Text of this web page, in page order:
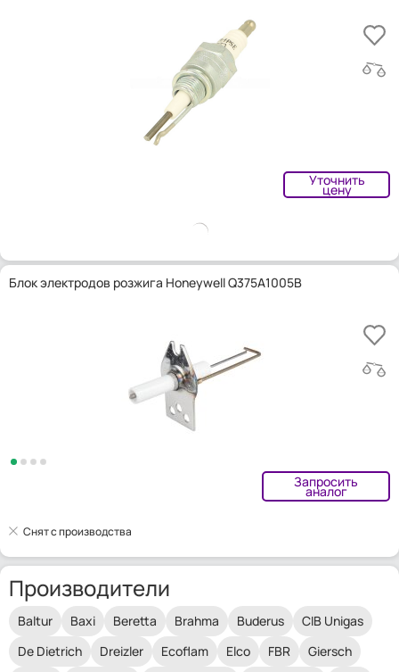
Уточнить
цену
Блок электродов розжига Honeywell Q375A1005B
Запросить
аналог
Снят с производства
Производители
Baltur Baxi Beretta Brahma Buderus
CIB Unigas
De Dietrich
Dreizler Ecoflam Elco FBR
Giersch